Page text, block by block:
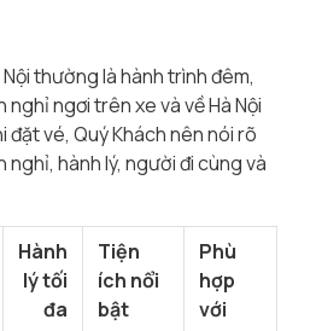
thường là hành trình đêm,
nghỉ ngơi trên xe và về Hà Nội
đặt vé, Quý Khách nên nói rõ
nghỉ, hành lý, người đi cùng và
Hành
lý tối
đa
Tiện
ích nổi
bật
Phù
hợp
với